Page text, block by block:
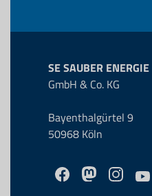
SE SAUBER ENERGIE
GmbH & Co. KG
Bayenthalgürtel 9
50968 Köln